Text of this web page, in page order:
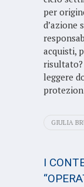
per
d’azione
acquisti,
risultato?
leggere
GIULIA
I